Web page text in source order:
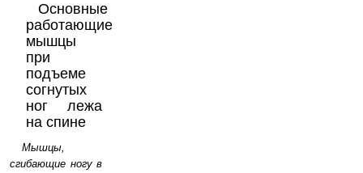
Основные
работающие
мышцы
при
подъеме
согнутых
ног лежа
на спине
Мышцы,
сгибающие ногу в